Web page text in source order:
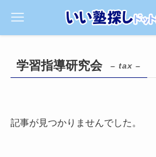
学習指導研究会 – tax –
記事が見つかりませんでした。